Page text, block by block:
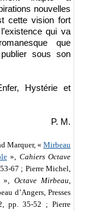
nouvelles
cette vision fort
qui va
que
sous son
Hystérie et
P. M.
Marquer, «Mirbeau
», Cahiers Octave
67 ; Pierre Michel,
Octave Mirbeau,
d’Angers, Presses
pp. 35-52 ; Pierre